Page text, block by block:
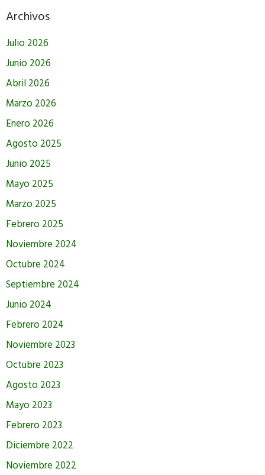
Archivos
Julio 2026
Junio 2026
Abril 2026
Marzo 2026
Enero 2026
Agosto 2025
Junio 2025
Mayo 2025
Marzo 2025
Febrero 2025
Noviembre 2024
Octubre 2024
Septiembre 2024
Junio 2024
Febrero 2024
Noviembre 2023
Octubre 2023
Agosto 2023
Mayo 2023
Febrero 2023
Diciembre 2022
Noviembre 2022